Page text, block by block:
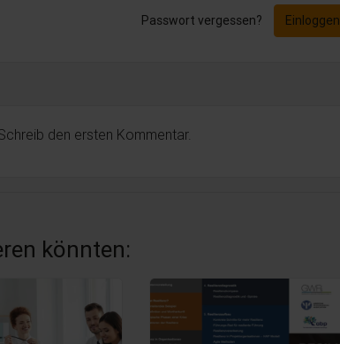
Passwort vergessen? Einloggen
den ersten Kommentar.
könnten: